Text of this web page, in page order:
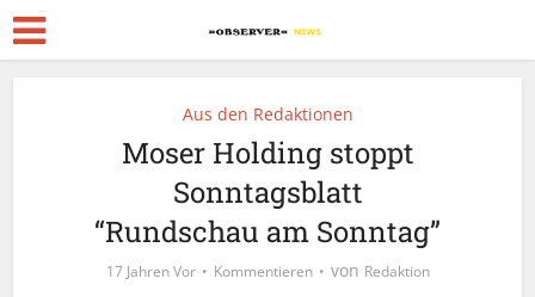
Aus den Redaktionen
Moser Holding stoppt
Sonntagsblatt
“Rundschau am Sonntag”
17 Jahren Vor Kommentieren von Redaktion